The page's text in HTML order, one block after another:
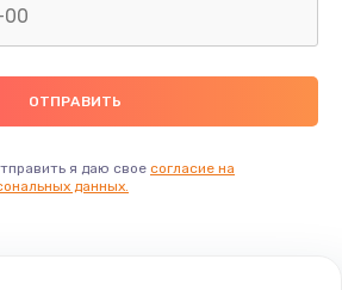
2600 руб.
видеочипа
я даю свое согласие на
данных.